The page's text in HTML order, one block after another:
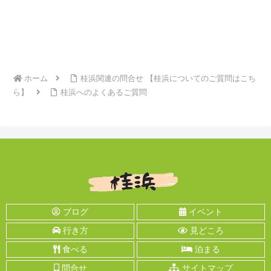
ホーム
桂浜関連の問合せ 【桂浜についてのご質問はこち
ら】
桂浜へのよくあるご質問
ブログ
イベント
行き方
見どころ
食べる
泊まる
問合せ
サイトマップ